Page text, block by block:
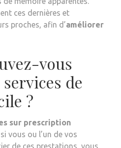
ces dernières et
proches, afin d’améliorer
vous
de
?
sur prescription
vous ou l’un de vos
de ces prestations, vous